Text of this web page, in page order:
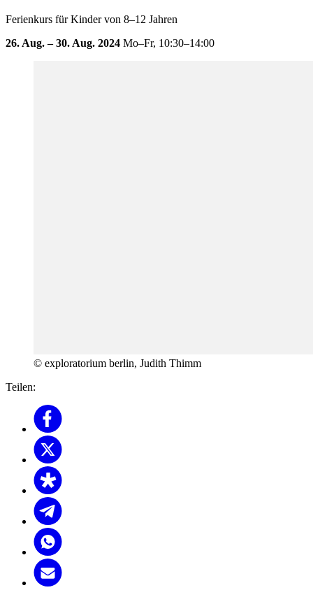
Ferienkurs für Kinder von 8–12 Jahren
26. Aug. – 30. Aug. 2024 Mo–Fr, 10:30–14:00
© exploratorium berlin, Judith Thimm
Teilen: